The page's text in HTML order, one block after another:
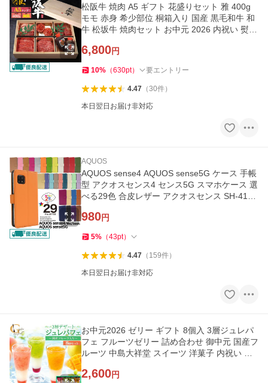
松阪牛 焼肉 A5 ギフト 花盛りセット 雅 400g
モモ 赤身 希少部位 桐箱入り 国産 黒毛和牛 和
牛 松坂牛 焼肉セット お中元 2026 内祝い 熨斗
6,800円
10% （630pt） 要エントリー
4.47（30件）
本日翌日お届け非対応
AQUOS
AQUOS sense4 AQUOS sense5G ケース 手帳
型 アクオスセンス4 センス5G スマホケース 選
べる29色 合皮レザー アクオスセンス SH-41A
980円
5% （43pt）
4.47（ 159件）
本日翌日お届け非対応
お中元2026 ゼリー ギフト 8個入 3層ジュレパ
フェ フルーツゼリー 詰め合わせ 御中元 国産フ
ルーツ 中島大祥堂 スイーツ 洋菓子 内祝い お
2,600円